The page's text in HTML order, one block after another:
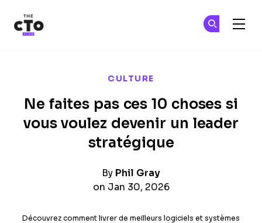
CULTURE
Ne faites pas ces 10 choses si
vous voulez devenir un leader
stratégique
By Phil Gray
on Jan 30, 2026
Découvrez comment livrer de meilleurs logiciels et systèmes